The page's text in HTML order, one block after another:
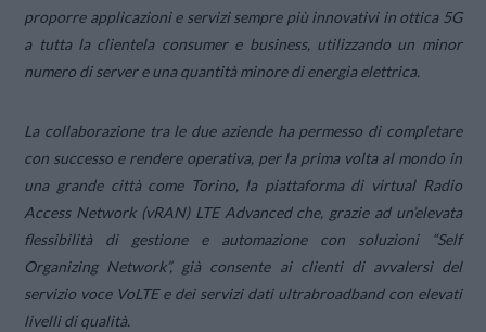
proporre applicazioni e servizi sempre più innovativi in ottica 5G
a tutta la clientela consumer e business, utilizzando un minor
numero di server e una quantità minore di energia elettrica.
La collaborazione tra le due aziende ha permesso di completare
con successo e rendere operativa, per la prima volta al mondo in
una grande città come Torino, la piattaforma di virtual Radio
Access Network (vRAN) LTE Advanced che, grazie ad un’elevata
flessibilità di gestione e automazione con soluzioni “Self
Organizing Network”, già consente ai clienti di avvalersi del
servizio voce VoLTE e dei servizi dati ultrabroadband con elevati
livelli di qualità.